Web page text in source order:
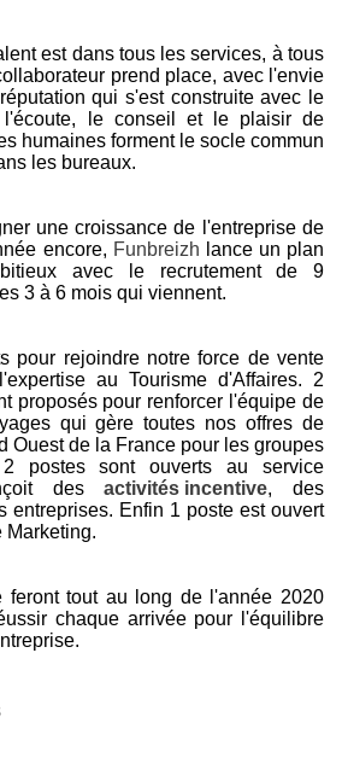
est dans tous les services, à tous
prend place, avec l'envie
qui s'est construite avec le
le conseil et le plaisir de
humaines forment le socle commun
les bureaux.
une croissance de l'entreprise de
encore, Funbreizh lance un plan
avec le recrutement de 9
3 à 6 mois qui viennent.
pour rejoindre notre force de vente
au Tourisme d'Affaires. 2
proposés pour renforcer l'équipe de
qui gère toutes nos offres de
Ouest de la France pour les groupes
postes sont ouverts au service
desactivités incentive, des
entreprises. Enfin 1 poste est ouvert
Marketing.
feront tout au long de l'année 2020
chaque arrivée pour l'équilibre